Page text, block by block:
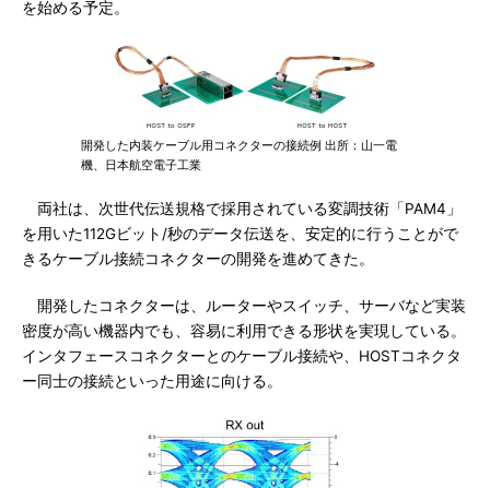
を始める予定。
開発した内装ケーブル用コネクターの接続例 出所：山一電
機、日本航空電子工業
両社は、次世代伝送規格で採用されている変調技術「PAM4」
を用いた112Gビット/秒のデータ伝送を、安定的に行うことがで
きるケーブル接続コネクターの開発を進めてきた。
開発したコネクターは、ルーターやスイッチ、サーバなど実装
密度が高い機器内でも、容易に利用できる形状を実現している。
インタフェースコネクターとのケーブル接続や、HOSTコネクタ
ー同士の接続といった用途に向ける。